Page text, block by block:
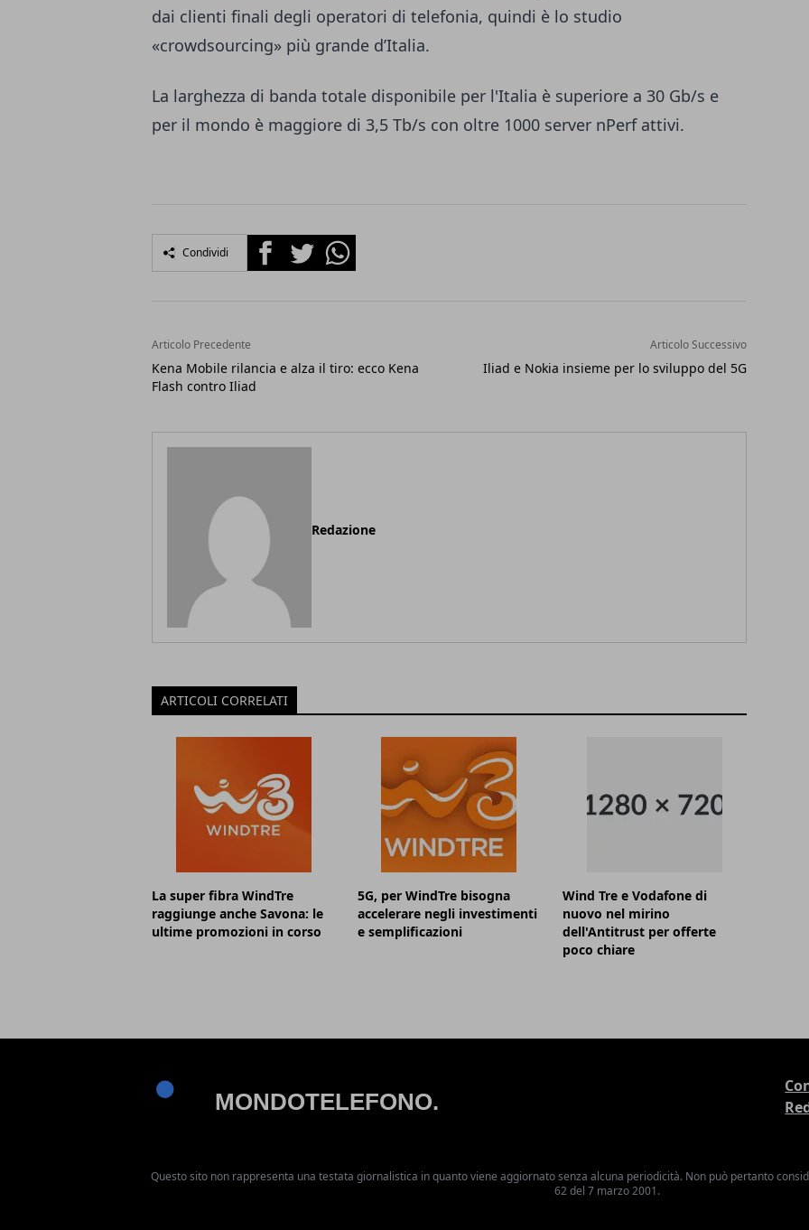
dai clienti finali degli operatori di telefonia, quindi è lo studio
«crowdsourcing» più grande d’Italia.
La larghezza di banda totale disponibile per l'Italia è superiore a 30 Gb/s e
per il mondo è maggiore di 3,5 Tb/s con oltre 1000 server nPerf attivi.
Condividi FacebookTwitterWhatsapp
Articolo Precedente
Kena Mobile rilancia e alza il tiro: ecco Kena
Flash contro Iliad
Articolo Successivo
Iliad e Nokia insieme per lo sviluppo del 5G
Redazione
ARTICOLI CORRELATI
La super fibra WindTre
raggiunge anche Savona: le
ultime promozioni in corso
5G, per WindTre bisogna
accelerare negli investimenti
e semplificazioni
Wind Tre e Vodafone di
nuovo nel mirino
dell'Antitrust per offerte
poco chiare
Questo sito non rappresenta una testata giornalistica in quanto viene aggiornato senza alcuna periodicità. Non può pertanto
62 del 7 marzo 2001.